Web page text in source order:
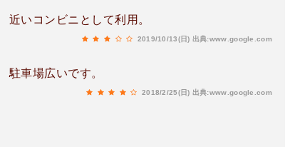
近いコンビニとして利用。
2019/10/13(日) 出典:www.google.com
駐車場広いです。
2018/2/25(日) 出典:www.google.com